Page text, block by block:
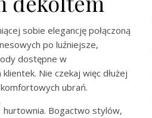
sobie elegancję połączoną
po luźniejsze,
dostępne w
Nie czekaj więc dłużej
ubrań.
hurtownia. Bogactwo stylów,